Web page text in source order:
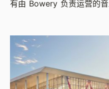
有由 Bowery 负责运营的音